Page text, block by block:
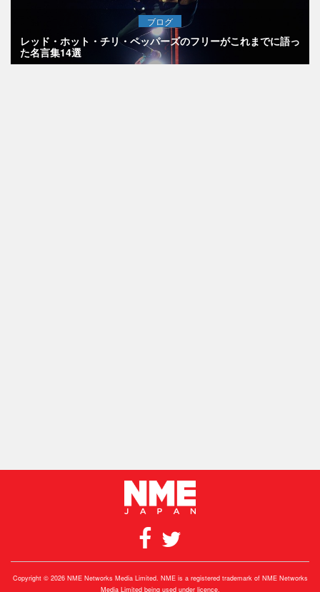
ブログ
レッド・ホット・チリ・ペッパーズのフリーがこれまでに語っ
た名言集14選
Copyright © 2026 NME Networks Media Limited. NME is a registered trademark of NME Networks
Media Limited being used under licence.